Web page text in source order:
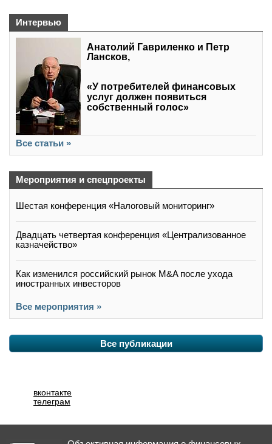
Интервью
Анатолий Гавриленко и Петр
Лансков,
«У потребителей финансовых
услуг должен появиться
собственный голос»
Все статьи »
Мероприятия и спецпроекты
Шестая конференция «Налоговый мониторинг»
Двадцать четвертая конференция «Централизованное
казначейство»
Как изменился российский рынок M&A после ухода
иностранных инвесторов
Все мероприятия »
Все публикации
вконтакте
телеграм